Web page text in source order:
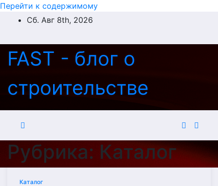
Перейти к содержимому
Сб. Авг 8th, 2026
FAST - блог о
строительстве
Рубрика: Каталог
Каталог